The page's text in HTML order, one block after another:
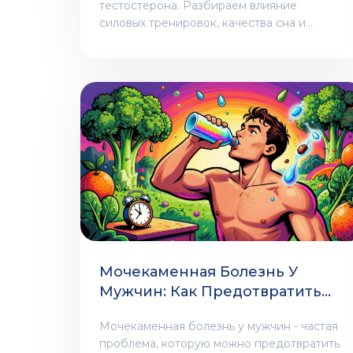
тестостерона. Разбираем влияние
силовых тренировок, качества сна и
Мочекаменная Болезнь У
Мужчин: Как Предотвратить
Мочекаменная болезнь у мужчин - частая
проблема, которую можно предотвратить.